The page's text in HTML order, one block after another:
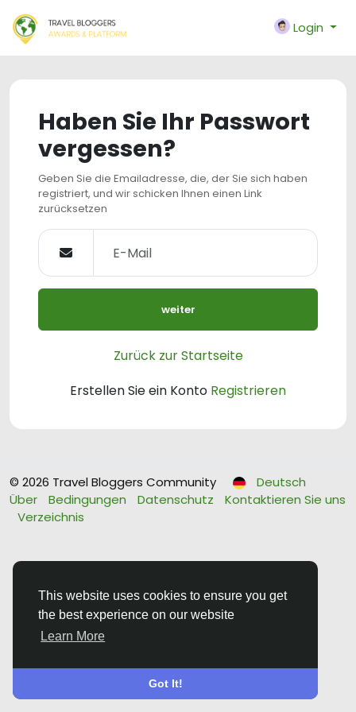
This website uses cookies to ensure you get
the best experience on our website
Learn More
Got It!
Login
Haben Sie Ihr Passwort
vergessen?
Geben Sie die Emailadresse, die, der Sie sich haben
registriert, und wir schicken Ihnen einen Link
zurücksetzen
weiter
Zurück zur Startseite
Erstellen Sie ein Konto Registrieren
© 2026 Travel Bloggers Community
Deutsch
Über
Bedingungen Datenschutz
Kontaktieren Sie uns
Verzeichnis